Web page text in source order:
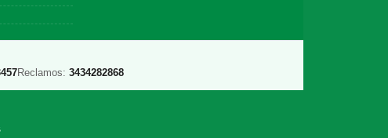
Reclamos: 3434282868